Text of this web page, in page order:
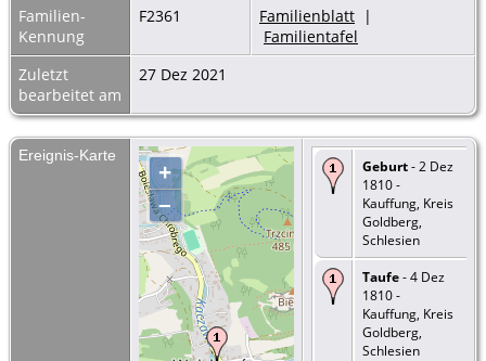
Familien-
Kennung
F2361 Familienblatt |
Familientafel
Zuletzt
bearbeitet am
27 Dez 2021
Ereignis-Karte
+
–
Geburt- 2 Dez
1810 -
Kauffung, Kreis
Goldberg,
Schlesien
Taufe- 4 Dez
1810 -
Kauffung, Kreis
Goldberg,
Schlesien